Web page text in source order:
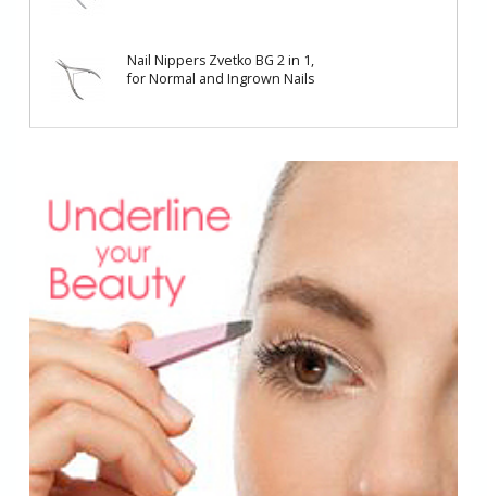
Nail Nippers Zvetko BG 2 in 1,
for Normal and Ingrown Nails